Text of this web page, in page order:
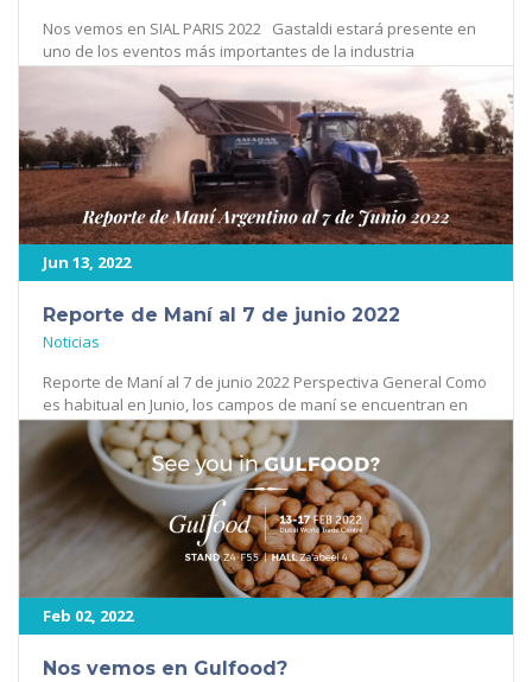
Nos vemos en SIAL PARIS 2022 Gastaldi estará presente en
uno de los eventos más importantes de la industria
alimentaria a nivel [...]
Jun 13, 2022
Reporte de Maní al 7 de junio 2022
Noticias
Reporte de Maní al 7 de junio 2022 Perspectiva General Como
es habitual en Junio, los campos de maní se encuentran en
[...]
475
Feb 02, 2022
Nos vemos en Gulfood?